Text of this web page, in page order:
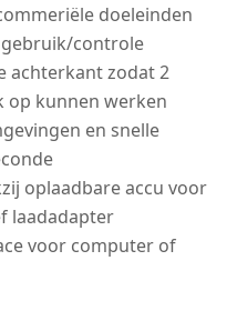
doeleinden
controle
achterkant zodat 2
op kunnen werken
en snelle
oplaadbare accu voor
laadadapter
voor computer of